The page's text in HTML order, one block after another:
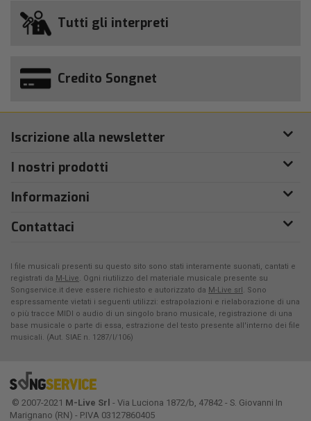
Tutti gli interpreti
Credito Songnet
Iscrizione alla newsletter
I nostri prodotti
Informazioni
Contattaci
I file musicali presenti su questo sito sono stati interamente suonati, cantati e
registrati da M-Live. Ogni riutilizzo del materiale musicale presente su
Songservice.it deve essere richiesto e autorizzato da M-Live srl. Sono
espressamente vietati i seguenti utilizzi: estrapolazioni e rielaborazione di una
o più tracce MIDI o audio di un singolo brano musicale, registrazione di una
base musicale o parte di essa, estrazione del testo presente all'interno dei file
musicali. (Aut. SIAE n. 1287/I/106)
© 2007-2021 M-Live Srl - Via Luciona 1872/b, 47842 - S. Giovanni In
Marignano (RN) - P.IVA 03127860405